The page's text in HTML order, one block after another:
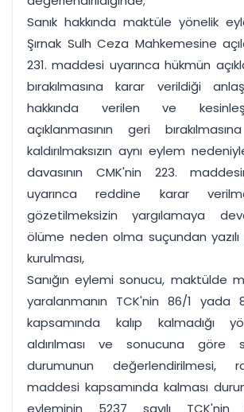
Sanık hakkında maktüle yönelik
Şırnak Sulh Ceza Mahkemesine
231. maddesi uyarınca hükmün
bırakılmasına karar verildiği
hakkında verilen ve
açıklanmasının geri
kaldırılmaksızın aynı eylem
davasının CMK'nin 223.
uyarınca reddine karar
gözetilmeksizin yargılamaya
ölüme neden olma suçundan
kurulması,
Sanığın eylemi sonucu, maktülde
yaralanmanın TCK'nin 86/1 yada
kapsamında kalıp kalmadığı
aldırılması ve sonucuna göre
durumunun değerlendirilmesi,
maddesi kapsamında kalması
eyleminin 5237 sayılı